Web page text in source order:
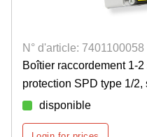
N° d'article: 7401100058
Boîtier raccordement 1-
protection SPD type 1/2,
disponible